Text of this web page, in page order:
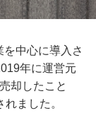
中心に導入さ
年に運営元
却したこと
ました。